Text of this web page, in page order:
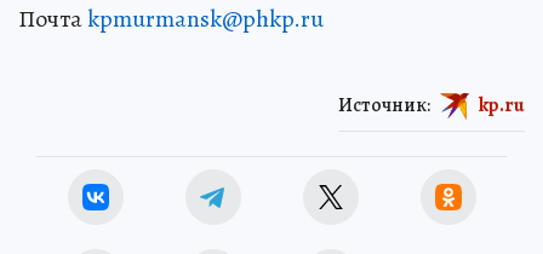
Почтаkpmurmansk@phkp.ru
Источник: kp.ru